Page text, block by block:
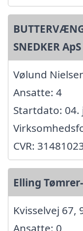
SNEDKER ApS
Vølund
Ansatte: 4
Startdato: 04.
CVR:
Elling
Kvisselvej 67,